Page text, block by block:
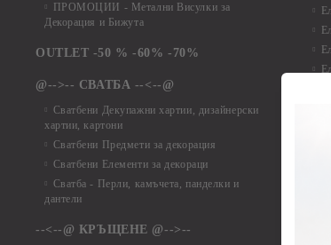
ПРОМОЦИИ - Метални Висулки за
Декорация и Бижута
OUTLET -50 % -60% -70%
@-->-- СВАТБА --<--@
Сватбени Декупажни хартии, дизайнерски
хартии, картони
Сватбени Предмети за декорация
Сватбени Елементи за декораци
Сватба - Перли, камъчета, панделки и
дантели
--<--@ КРЪЩЕНЕ @-->--